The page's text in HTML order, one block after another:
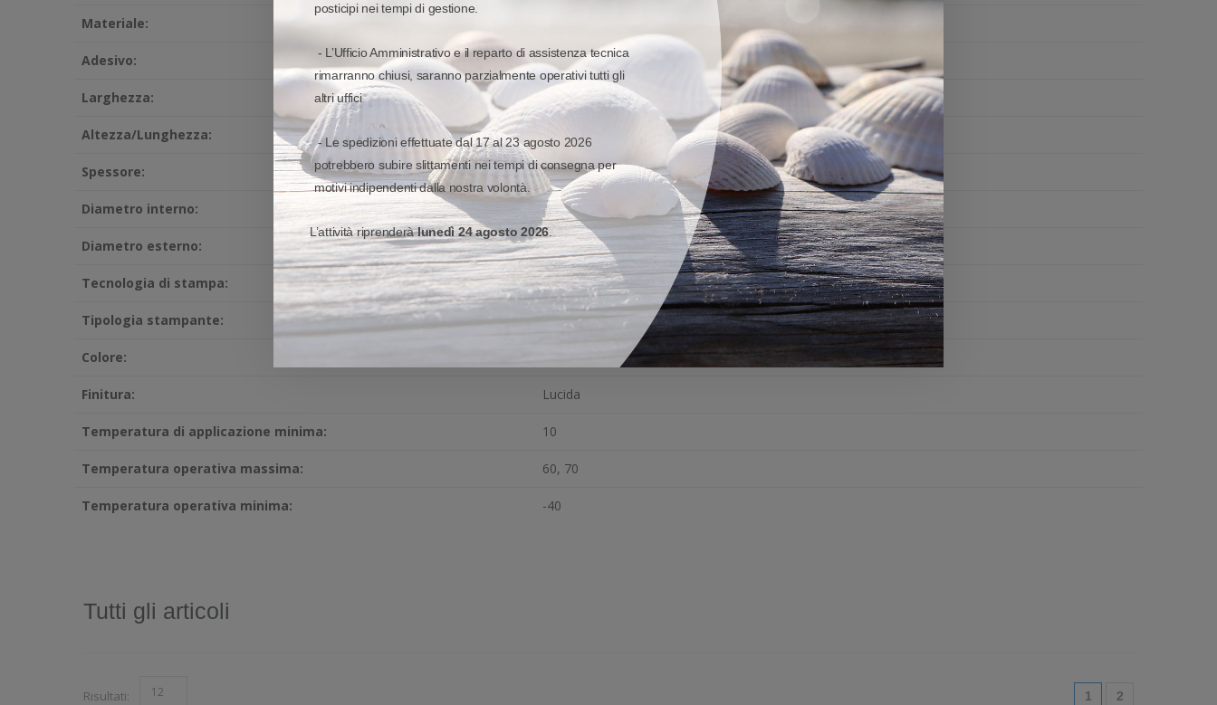
posticipi nei tempi di gestione.
- L’Ufficio Amministrativo e il reparto di assistenza tecnica
rimarranno chiusi, saranno parzialmente operativi tutti gli
altri uffici
- Le spedizioni effettuate dal 17 al 23 agosto 2026
potrebbero subire slittamenti nei tempi di consegna per
motivi indipendenti dalla nostra volontà.
L’attività riprenderàlunedì 24 agosto 2026.
Materiale:
Adesivo: Adesivo permanente
Larghezza: 25 mm
Altezza/Lunghezza: 254 mm
Spessore: da 100 micron a 152 micron
Diametro interno: 25 mm
Diametro esterno: da 104 mm a 127 mm
Tecnologia di stampa: Termica diretta
Tipologia stampante: Stampante di braccialetti a cartucce, Stampanti desktop
Colore: Arancione, Blu, Giallo, Rosa, Rosso, Verde, Viola
Finitura: Lucida
Temperatura di applicazione minima: 10
Temperatura operativa massima: 60, 70
Temperatura operativa minima: -40
Tutti gli articoli
Risultati: 1 (current)
2